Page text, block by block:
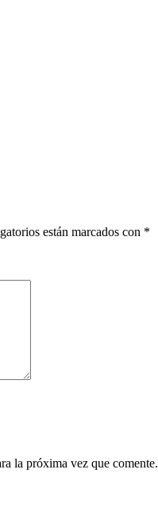
están marcados con *
la próxima vez que comente.